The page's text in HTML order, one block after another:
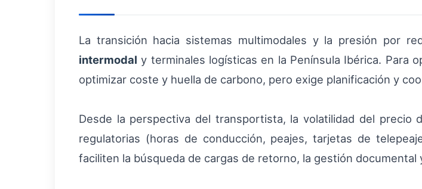
La transición hacia sistemas multimodales y la presión por
intermodal y terminales logísticas en la Península Ibérica. Para
optimizar coste y huella de carbono, pero exige planificación y
Desde la perspectiva del transportista, la volatilidad del precio
regulatorias (horas de conducción, peajes, tarjetas de
faciliten la búsqueda de cargas de retorno, la gestión documental